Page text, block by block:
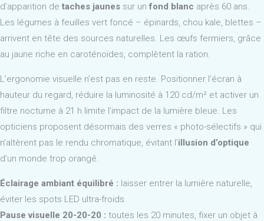
d’apparition de taches jaunes sur un fond blanc après 60 ans.
Les légumes à feuilles vert foncé – épinards, chou kale, blettes –
arrivent en tête des sources naturelles. Les œufs fermiers, grâce
au jaune riche en caroténoïdes, complètent la ration.
L’ergonomie visuelle n’est pas en reste. Positionner l’écran à
hauteur du regard, réduire la luminosité à 120 cd/m² et activer un
filtre nocturne à 21 h limite l’impact de la lumière bleue. Les
opticiens proposent désormais des verres « photo-sélectifs » qui
n’altèrent pas le rendu chromatique, évitant l’illusion d’optique
d’un monde trop orangé.
Éclairage ambiant équilibré : laisser entrer la lumière naturelle,
éviter les spots LED ultra-froids.
Pause visuelle 20-20-20 : toutes les 20 minutes, fixer un objet à